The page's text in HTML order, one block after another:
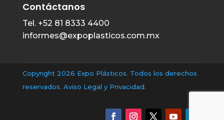
Contáctanos
Tel. +52 81 8333 4400
informes@expoplasticos.com.mx
Copyright 2026 Expo Plásticos. Todos los derechos
reservados. Aviso Legal y Privacidad.